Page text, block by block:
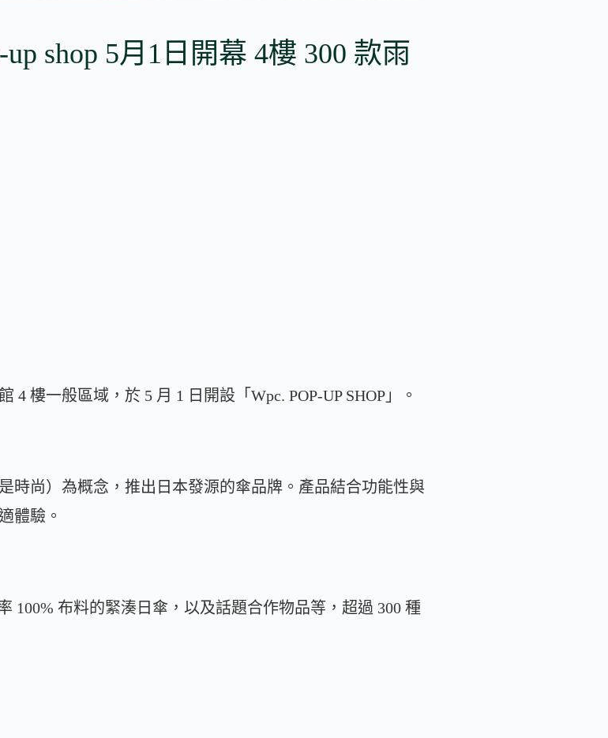
shop 5月1日開幕 4樓 300 款雨
樓一般區域，於 5 月 1 日開設「Wpc. POP-UP SHOP」。
時尚）為概念，推出日本發源的傘品牌。產品結合功能性與
體驗。
100% 布料的緊湊日傘，以及話題合作物品等，超過 300 種